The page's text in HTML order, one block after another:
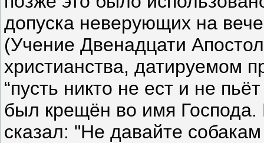
допуска неверующих на
(Учение Двенадцати
христианства, датируемом
“пусть никто не ест и не
был крещён во имя Господа.
сказал: "Не давайте собакам